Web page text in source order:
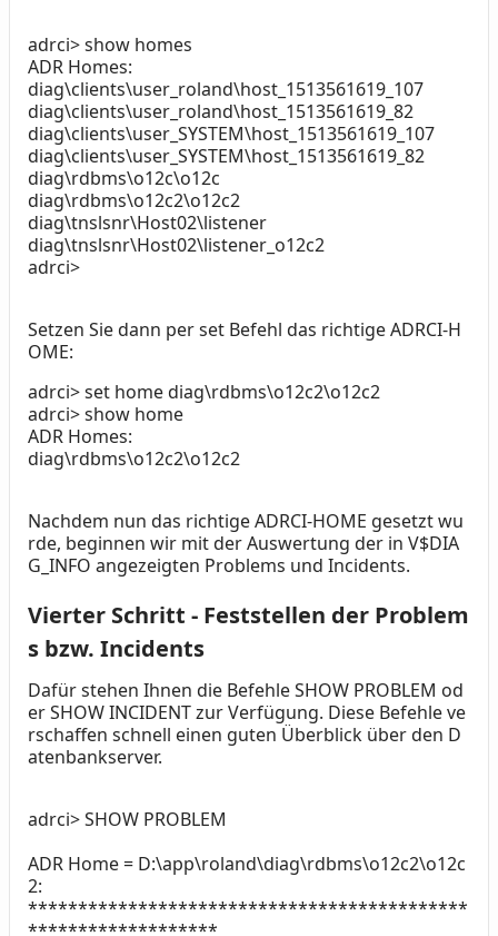
adrci> show homes
ADR Homes:
diag\clients\user_roland\host_1513561619_107
diag\clients\user_roland\host_1513561619_82
diag\clients\user_SYSTEM\host_1513561619_107
diag\clients\user_SYSTEM\host_1513561619_82
diag\rdbms\o12c\o12c
diag\rdbms\o12c2\o12c2
diag\tnslsnr\Host02\listener
diag\tnslsnr\Host02\listener_o12c2
adrci>
Setzen Sie dann per set Befehl das richtige ADRCI-H
OME:
adrci> set home diag\rdbms\o12c2\o12c2
adrci> show home
ADR Homes:
diag\rdbms\o12c2\o12c2
Nachdem nun das richtige ADRCI-HOME gesetzt wu
rde, beginnen wir mit der Auswertung der in V$DIA
G_INFO angezeigten Problems und Incidents.
Vierter Schritt - Feststellen der Problem
s bzw. Incidents
Dafür stehen Ihnen die Befehle SHOW PROBLEM od
er SHOW INCIDENT zur Verfügung. Diese Befehle ve
rschaffen schnell einen guten Überblick über den D
atenbankserver.
adrci> SHOW PROBLEM
ADR Home = D:\app\roland\diag\rdbms\o12c2\o12c
2:
********************************************
*******************